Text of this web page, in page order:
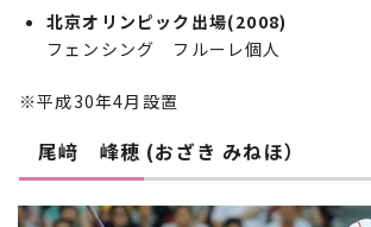
北京オリンピック出場(2008)
フェンシング フルーレ個人
※平成30年4月設置
尾﨑 峰穂 (おざき みねほ）